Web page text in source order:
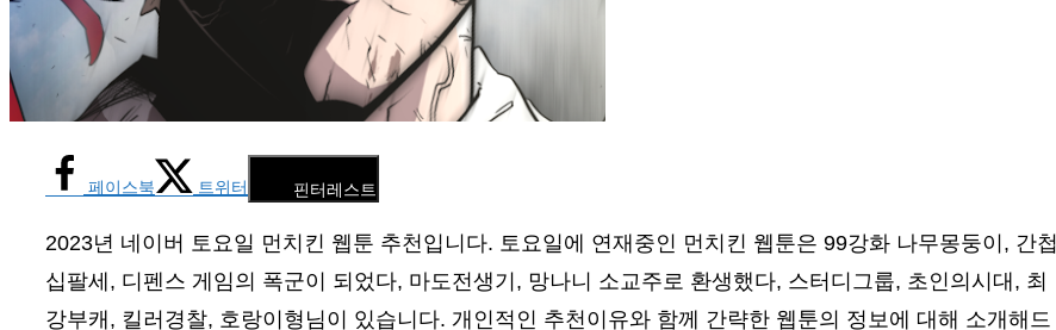
페이스북 트위터 핀터레스트
2023년 네이버 토요일 먼치킨 웹툰 추천입니다. 토요일에 연재중인 먼치킨 웹툰은 99강화 나무몽둥이, 간첩
십팔세, 디펜스 게임의 폭군이 되었다, 마도전생기, 망나니 소교주로 환생했다, 스터디그룹, 초인의시대, 최
강부캐, 킬러경찰, 호랑이형님이 있습니다. 개인적인 추천이유와 함께 간략한 웹툰의 정보에 대해 소개해드